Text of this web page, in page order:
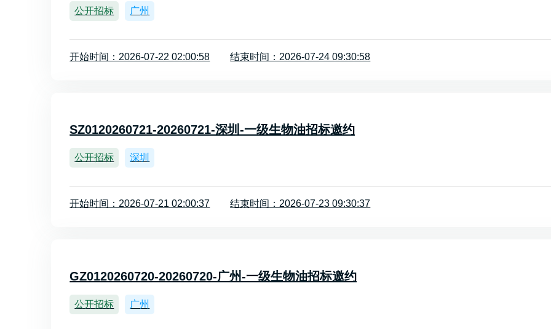
公开招标 广州
开始时间：2026-07-22 02:00:58 结束时间：2026-07-24 09:30:58
SZ0120260721-20260721-深圳-一级生物油招标邀约
公开招标 深圳
开始时间：2026-07-21 02:00:37 结束时间：2026-07-23 09:30:37
GZ0120260720-20260720-广州-一级生物油招标邀约
公开招标 广州